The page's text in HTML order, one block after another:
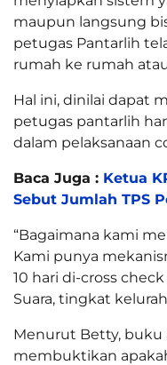
maupun langsung
petugas Pantarlih
rumah ke rumah
Hal ini, dinilai dapat
petugas pantarlih
dalam pelaksanaan
Baca Juga : Ketua
Sebut Jumlah TPS
“Bagaimana kami
Kami punya
10 hari di-cross
Suara, tingkat
Menurut Betty, buku
membuktikan